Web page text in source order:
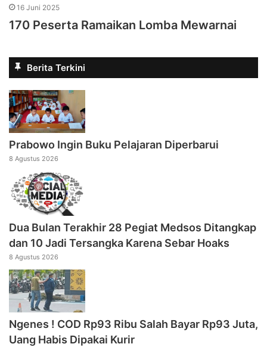
16 Juni 2025
170 Peserta Ramaikan Lomba Mewarnai
Berita Terkini
Prabowo Ingin Buku Pelajaran Diperbarui
8 Agustus 2026
Dua Bulan Terakhir 28 Pegiat Medsos Ditangkap
dan 10 Jadi Tersangka Karena Sebar Hoaks
8 Agustus 2026
Ngenes ! COD Rp93 Ribu Salah Bayar Rp93 Juta,
Uang Habis Dipakai Kurir